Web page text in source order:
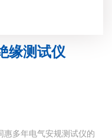
缘测试仪
惠多年电气安规测试仪的